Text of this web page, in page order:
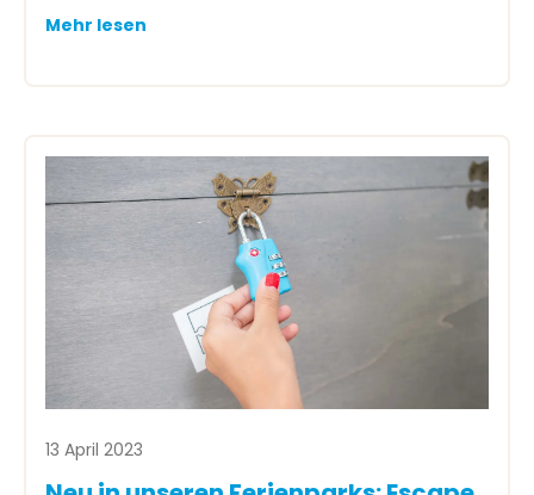
Mehr lesen
13 April 2023